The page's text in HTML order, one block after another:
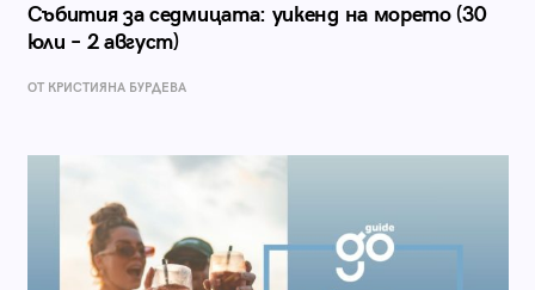
Събития за седмицата: уикенд на морето (30
юли – 2 август)
ОТ КРИСТИЯНА БУРДЕВА